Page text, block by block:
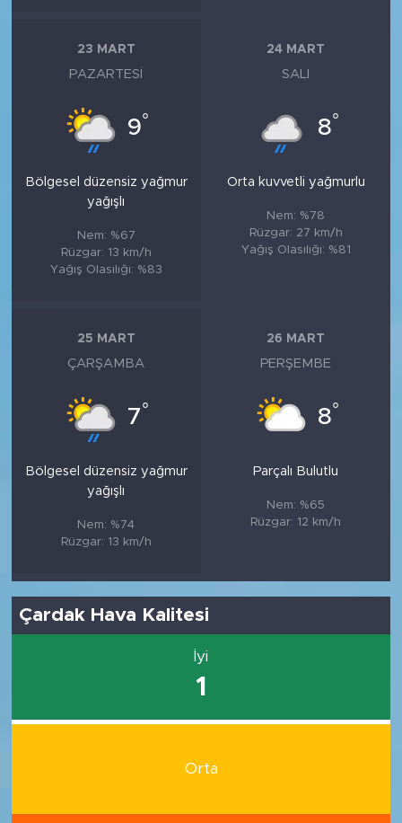
23 MART
PAZARTESI
9°
Bölgesel düzensiz yağmur
yağışlı
Nem: %67
Rüzgar: 13 km/h
Yağış Olasılığı: %83
24 MART
SALI
8°
Orta kuvvetli yağmurlu
Nem: %78
Rüzgar: 27 km/h
Yağış Olasılığı: %81
25 MART
ÇARŞAMBA
7°
Bölgesel düzensiz yağmur
yağışlı
Nem: %74
Rüzgar: 13 km/h
26 MART
PERŞEMBE
8°
Parçalı Bulutlu
Nem: %65
Rüzgar: 12 km/h
Çardak Hava Kalitesi
İyi
1
Orta